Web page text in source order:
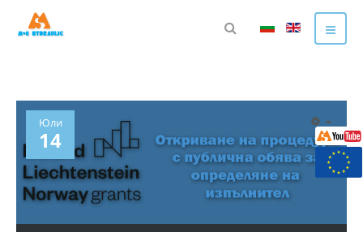
Юли
14